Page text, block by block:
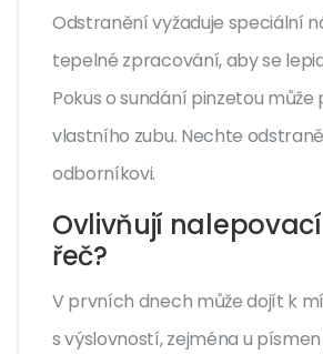
Odstranění vyžaduje speciální
tepelné zpracování, aby se
Pokus o sundání pinzetou
vlastního zubu. Nechte
odborníkovi.
Ovlivňují
řeč?
V prvních dnech může dojít k
s výslovností, zejména u